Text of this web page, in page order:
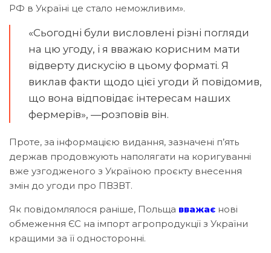
РФ в Україні це стало неможливим».
«Сьогодні були висловлені різні погляди
на цю угоду, і я вважаю корисним мати
відверту дискусію в цьому форматі. Я
виклав факти щодо цієї угоди й повідомив,
що вона відповідає інтересам наших
фермерів», —розповів він.
Проте, за інформацією видання, зазначені п’ять
держав продовжують наполягати на коригуванні
вже узгодженого з Україною проєкту внесення
змін до угоди про ПВЗВТ.
Як повідомлялося раніше, Польща вважає нові
обмеження ЄС на імпорт агропродукції з України
кращими за її односторонні.